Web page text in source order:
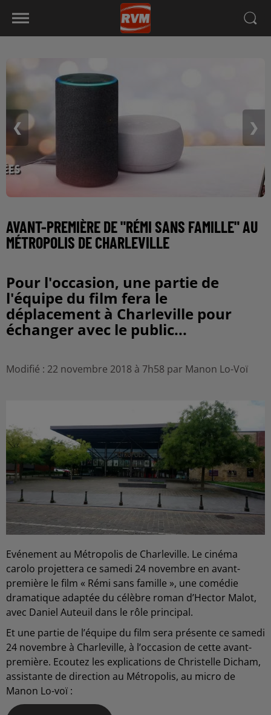
❮ ❯
AVANT-PREMIÈRE DE "RÉMI SANS FAMILLE" AU
MÉTROPOLIS DE CHARLEVILLE
Pour l'occasion, une partie de
l'équipe du film fera le
déplacement à Charleville pour
échanger avec le public...
Modifié : 22 novembre 2018 à 7h58 par Manon Lo-Voï
Evénement au Métropolis de Charleville. Le cinéma
carolo projettera ce samedi 24 novembre en avant-
première le film « Rémi sans famille », une comédie
dramatique adaptée du célèbre roman d’Hector Malot,
avec Daniel Auteuil dans le rôle principal.
Et une partie de l’équipe du film sera présente ce samedi
24 novembre à Charleville, à l’occasion de cette avant-
première. Ecoutez les explications de Christelle Dicham,
assistante de direction au Métropolis, au micro de
Manon Lo-voï :